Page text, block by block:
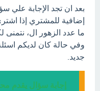
ما عدد الزهور ال، نتمنى
وفي حالة كان لديكم
جديد.